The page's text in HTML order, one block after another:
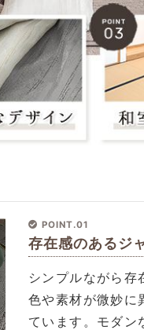
POINT.01
存在感のあるジ
シンプルながら存
色や素材が微妙に
ています。モダン